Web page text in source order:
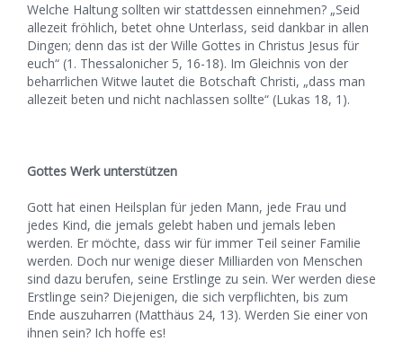
Welche Haltung sollten wir stattdessen einnehmen? „Seid
allezeit fröhlich, betet ohne Unterlass, seid dankbar in allen
Dingen; denn das ist der Wille Gottes in Christus Jesus für
euch“ (1. Thessalonicher 5, 16-18). Im Gleichnis von der
beharrlichen Witwe lautet die Botschaft Christi, „dass man
allezeit beten und nicht nachlassen sollte“ (Lukas 18, 1).
Gottes Werk unterstützen
Gott hat einen Heilsplan für jeden Mann, jede Frau und
jedes Kind, die jemals gelebt haben und jemals leben
werden. Er möchte, dass wir für immer Teil seiner Familie
werden. Doch nur wenige dieser Milliarden von Menschen
sind dazu berufen, seine Erstlinge zu sein. Wer werden diese
Erstlinge sein? Diejenigen, die sich verpflichten, bis zum
Ende auszuharren (Matthäus 24, 13). Werden Sie einer von
ihnen sein? Ich hoffe es!